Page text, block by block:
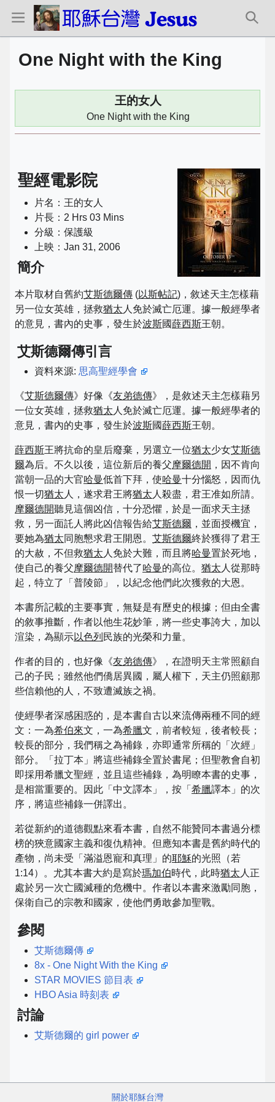
One Night with the King
王的女人
One Night with the King
聖經電影院
片名：王的女人
片長：2 Hrs 03 Mins
分級：保護級
上映：Jan 31, 2006
簡介
本片取材自舊約艾斯德爾傳 (以斯帖記)，敘述天主怎樣藉
另一位女英雄，拯救猶太 人免於滅亡厄運。據一般經學者
的意見，書內的史事，發生於波斯國薛西斯王朝。
艾斯德爾傳引言
資料來源: 思高聖經學會
《艾斯德爾傳》好像《友弟德傳》，是敘述天主怎樣藉另
一位女英雄，拯救猶太人免於滅亡厄運。據一般經學者的
意見，書內的史事，發生於波斯國 薛西斯王朝。
薛西斯王將抗命的皇后廢棄，另選立一位猶太少女艾斯德
爾為后。不久以後，這位新后的養父摩爾德開 ，因不肯向
當朝一品的大官哈曼低首下拜，使哈曼十分惱怒，因而仇
恨一切猶太人，遂求君王將猶太人殺盡，君王准如所請。
摩爾德開聽見這個凶信，十分恐懼，於是一面求天主拯
救，另一面託人將此凶信報告給艾斯德爾 ，並面授機宜，
要她為猶太 同胞懇求君王開恩。 艾斯德爾終於獲得了君王
的大赦，不但救猶太人免於大難，而且將哈曼置於死地，
使自己的養父摩爾德開替代了哈曼的高位。 猶太人從那時
起，特立了「普陵節」，以紀念他們此次獲救的大恩。
本書所記載的主要事實，無疑是有歷史的根據；但由全書
的敘事推斷，作者以他生花妙筆，將一些史事誇大，加以
渲染，為顯示以色列 民族的光榮和力量。
作者的目的，也好像《友弟德傳》，在證明天主常照顧自
己的子民；雖然他們僑居異國，屬人權下，天主仍照顧那
些信賴他的人，不致遭滅族之禍。
使經學者深感困惑的，是本書自古以來流傳兩種不同的經
文：一為希伯來文，一為希臘文，前者較短，後者較長；
較長的部分，我們稱之為補錄，亦即通常所稱的「次經」
部分。「拉丁本」將這些補錄全置於書尾；但聖教會自初
即採用希臘文聖經，並且這些補錄，為明瞭本書的史事，
是相當重要的。因此「中文譯本」，按「 希臘譯本」的次
序，將這些補錄一併譯出。
若從新約的道德觀點來看本書，自然不能贊同本書過分標
榜的狹意國家主義和復仇精神。但應知本書是舊約時代的
產物，尚未受「滿溢恩寵和真理」的耶穌的光照（若
1:14）。尤其本書大約是寫於瑪加伯時代，此時猶太人正
處於另一次亡國滅種的危機中。作者以本書來激勵同胞，
保衛自己的宗教和國家，使他們勇敢參加聖戰。
參閱
艾斯德爾傳
8x - One Night With the King
STAR MOVIES 節目表
HBO Asia 時刻表
討論
艾斯德爾的 girl power
關於耶穌台灣